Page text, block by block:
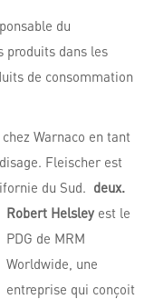
du
produits dans les
de consommation
Warnaco en tant
Fleischer est
du Sud. deux.
Robert Helsley est le
PDG de MRM
Worldwide, une
entreprise qui conçoit